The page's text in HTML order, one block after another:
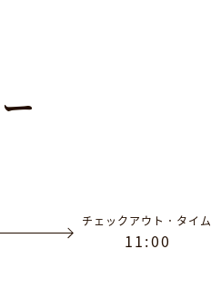
ー
チェックアウト．タイム
11:00